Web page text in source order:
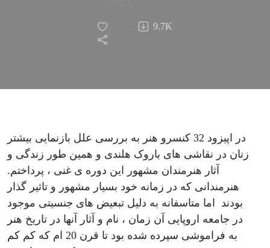
دوران
طلایی
ای به
دنیای
زنانه
9.7K
در اپیزود 32 کنسرو هنر به بررسی علل بازنمایی بیشتر
زنان در نقاشی های باروک هلندی و همین طور زندگی و
آثار هنرمندان مشهور این دوره ی غنی ، پرداختم.
هنرمندانی که در زمانه خود بسیار مشهور و تاثیر گذار
بودند اما متاسفانه به دلیل تبعیض های جنسیتی موجود
در جامعه اروپایی آن زمان ، نام و آثار آنها در تاریخ هنر
به فراموشی سپرده شده بود تا قرن 20 ام که کم کم